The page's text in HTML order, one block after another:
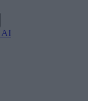
AI